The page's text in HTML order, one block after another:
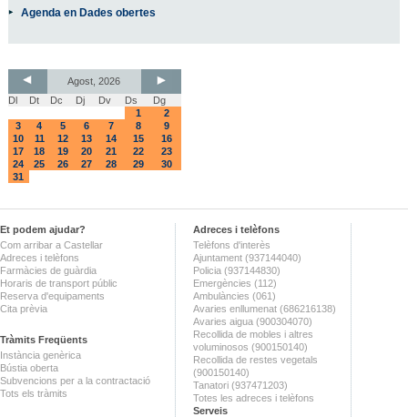
Agenda en Dades obertes
Agost, 2026
Dl
Dt Dc Dj Dv Ds
Dg
1
2
3
4 5 6 7 8
9
10
11 12 13 14 15
16
17
18 19 20 21 22
23
24
25 26 27 28 29
30
31
Et podem ajudar?
Com arribar a Castellar
Adreces i telèfons
Farmàcies de guàrdia
Horaris de transport públic
Reserva d'equipaments
Cita prèvia
Tràmits Freqüents
Instància genèrica
Bústia oberta
Subvencions per a la contractació
Tots els tràmits
Adreces i telèfons
Telèfons d'interès
Ajuntament (937144040)
Policia (937144830)
Emergències (112)
Ambulàncies (061)
Avaries enllumenat (686216138)
Avaries aigua (900304070)
Recollida de mobles i altres
voluminosos (900150140)
Recollida de restes vegetals
(900150140)
Tanatori (937471203)
Totes les adreces i telèfons
Serveis